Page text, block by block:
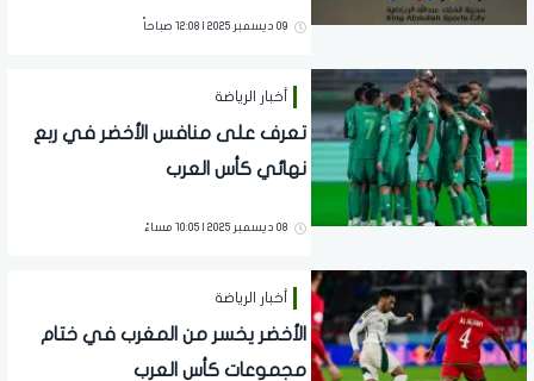
09 ديسمبر 2025 | 12:08 صباحاً
أخبار الرياضة
تعرف على منافس الأخضر في ربع
نهائي كأس العرب
08 ديسمبر 2025 | 10:05 مساءً
أخبار الرياضة
الأخضر يخسر من المغرب في ختام
مجموعات كأس العرب